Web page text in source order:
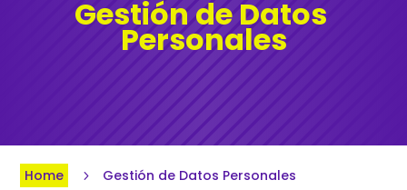
Gestión de Datos
Personales
Home 5 Gestión de Datos Personales